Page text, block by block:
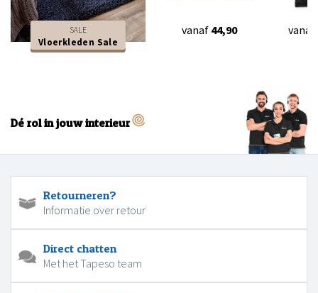
SALE
Vloerkleden Sale
vanaf 44,90 vanaf
Dé rol in jouw interieur
Retourneren?
Informatie over retour
Direct chatten
Met het Tapeso team